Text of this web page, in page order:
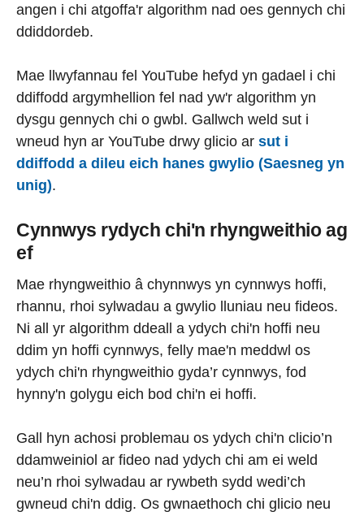
angen i chi atgoffa'r algorithm nad oes gennych chi
ddiddordeb.
Mae llwyfannau fel YouTube hefyd yn gadael i chi
ddiffodd argymhellion fel nad yw'r algorithm yn
dysgu gennych chi o gwbl. Gallwch weld sut i
wneud hyn ar YouTube drwy glicio ar sut i
ddiffodd a dileu eich hanes gwylio (Saesneg yn
unig).
Cynnwys rydych chi'n rhyngweithio ag
ef
Mae rhyngweithio â chynnwys yn cynnwys hoffi,
rhannu, rhoi sylwadau a gwylio lluniau neu fideos.
Ni all yr algorithm ddeall a ydych chi'n hoffi neu
ddim yn hoffi cynnwys, felly mae'n meddwl os
ydych chi'n rhyngweithio gyda’r cynnwys, fod
hynny'n golygu eich bod chi'n ei hoffi.
Gall hyn achosi problemau os ydych chi'n clicio’n
ddamweiniol ar fideo nad ydych chi am ei weld
neu’n rhoi sylwadau ar rywbeth sydd wedi’ch
gwneud chi'n ddig. Os gwnaethoch chi glicio neu